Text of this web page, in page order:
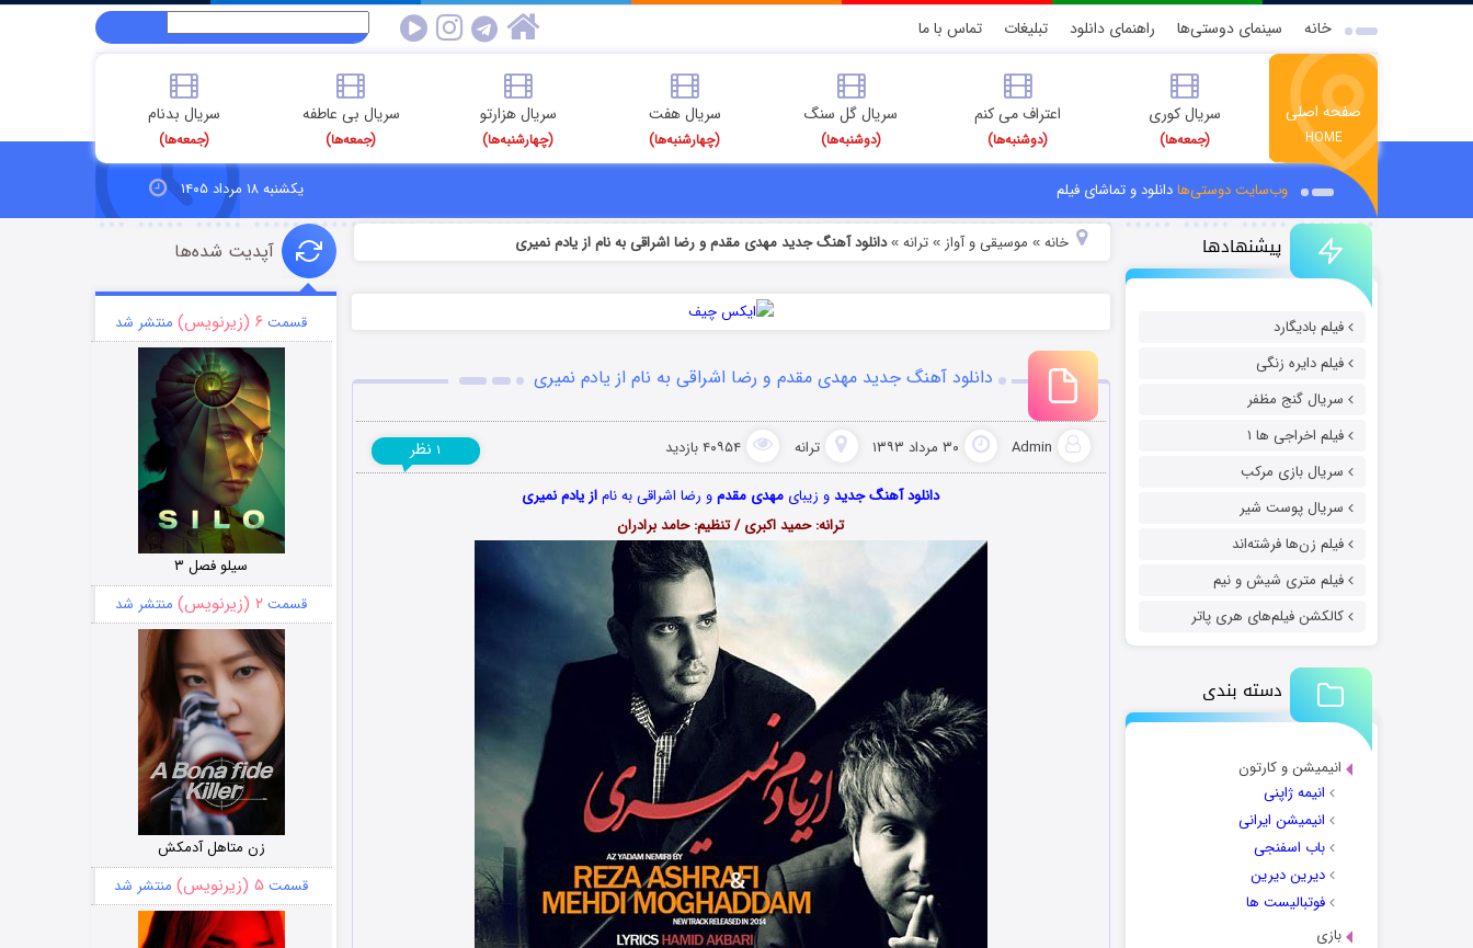
خانه سینمای دوستی‌ها راهنمای دانلود تبلیغات تماس با ما
صفحه اصلی
HOME
سریال کوری
(جمعه‌ها)
اعتراف می کنم
(دوشنبه‌ها)
سریال گل سنگ
(دوشنبه‌ها)
سریال هفت
(چهارشنبه‌ها)
سریال هزارتو
(چهارشنبه‌ها)
سریال بی عاطفه
(جمعه‌ها)
سریال بدنام
(جمعه‌ها)
وب‌سایت دوستی‌هادانلود و تماشای فیلم یکشنبه ۱۸ مرداد ۱۴۰۵
پیشنهادها
فیلم بادیگارد
فیلم دایره زنگی
سریال گنج مظفر
فیلم اخراجی ها ۱
سریال بازی مرکب
سریال پوست شیر
فیلم زن‌ها فرشته‌اند
فیلم متری شیش و نیم
کالکشن فیلم‌های هری پاتر
دسته بندی
انیمیشن و کارتون
انیمه ژاپنی
انیمیشن ایرانی
باب اسفنجی
دیرین دیرین
فوتبالیست ها
بازی
خانه» موسیقی و آواز » ترانه»دانلود آهنگ جدید مهدی مقدم و رضا اشراقی به نام از یادم نمیری
دانلود آهنگ جدید مهدی مقدم و رضا اشراقی به نام از یادم نمیری
Admin ۳۰ مرداد ۱۳۹۳ ترانه ۴۰۹۵۴ بازدید ۱ نظر
دانلود آهنگ جدیدو زیبای مهدی مقدمو رضا اشراقی به ناماز یادم نمیری
ترانه: حمید اکبری / تنظیم: حامد برادران
آپدیت شده‌ها
قسمت ۶ (زیرنویس) منتشر شد
سیلو فصل ۳
قسمت ۲ (زیرنویس) منتشر شد
زن متاهل آدمکش
قسمت ۵ (زیرنویس) منتشر شد